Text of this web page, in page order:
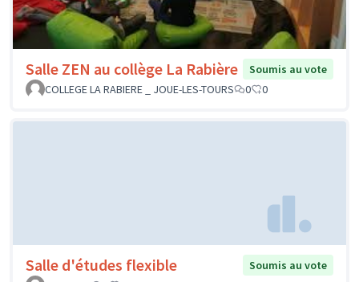
Salle ZEN au collège La Rabière
Soumis au vote
COLLEGE LA RABIERE _ JOUE-LES-TOURS
0 0
Salle d'études flexible
Soumis au vote